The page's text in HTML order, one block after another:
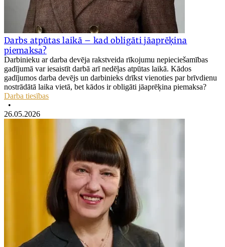
Darbs atpūtas laikā – kad obligāti jāaprēķina
piemaksa?
Darbinieku ar darba devēja rakstveida rīkojumu nepieciešamības
gadījumā var iesaistīt darbā arī nedēļas atpūtas laikā. Kādos
gadījumos darba devējs un darbinieks drīkst vienoties par brīvdienu
nostrādātā laika vietā, bet kādos ir obligāti jāaprēķina piemaksa?
Darba tiesības
•
26.05.2026